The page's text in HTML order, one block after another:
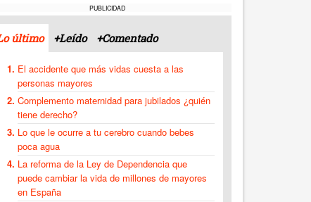
PUBLICIDAD
último +Leído +Comentado
El accidente que más vidas cuesta a las
personas mayores
Complemento maternidad para jubilados ¿quién
tiene derecho?
Lo que le ocurre a tu cerebro cuando bebes
poca agua
La reforma de la Ley de Dependencia que
puede cambiar la vida de millones de mayores
en España